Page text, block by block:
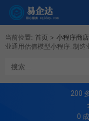
当前位置: 首页 > 小程序商店
业通用估值模型小程序_制
200
0